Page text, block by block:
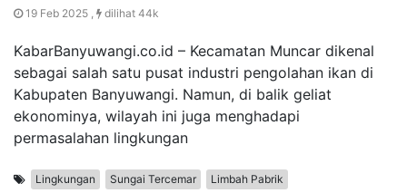
19 Feb 2025 , dilihat 44k
KabarBanyuwangi.co.id – Kecamatan Muncar dikenal
sebagai salah satu pusat industri pengolahan ikan di
Kabupaten Banyuwangi. Namun, di balik geliat
ekonominya, wilayah ini juga menghadapi
permasalahan lingkungan
Lingkungan Sungai Tercemar
Limbah Pabrik